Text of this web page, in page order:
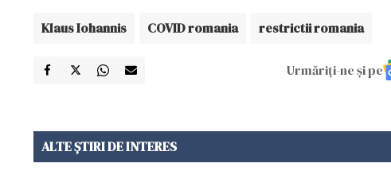
Klaus Iohannis COVID romania restrictii romania
Urmăriți-ne și pe
ALTE ȘTIRI DE INTERES